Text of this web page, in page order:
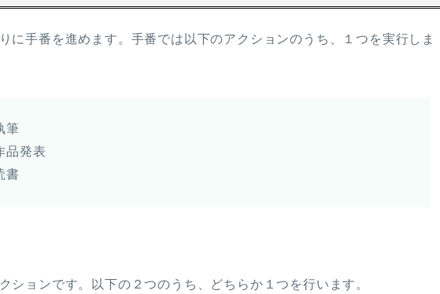
に手番を進めます。手番では以下のアクションのうち、１つを実行しま
筆
品発表
書
ションです。以下の２つのうち、どちらか１つを行います。